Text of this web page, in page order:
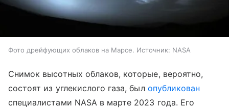
Фото дрейфующих облаков на Марсе. Источник: NASA
Снимок высотных облаков, которые, вероятно,
состоят из углекислого газа,был опубликован
специалистами NASA в марте 2023 года. Его